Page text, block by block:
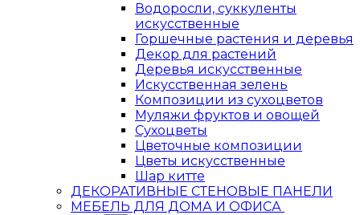
Водоросли, суккуленты
искусственные
Горшечные растения и деревья
Декор для растений
Деревья искусственные
Искусственная зелень
Композиции из сухоцветов
Муляжи фруктов и овощей
Сухоцветы
Цветочные композиции
Цветы искусственные
Шар китте
ДЕКОРАТИВНЫЕ СТЕНОВЫЕ ПАНЕЛИ
МЕБЕЛЬ ДЛЯ ДОМА И ОФИСА